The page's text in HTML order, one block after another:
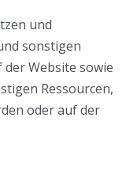
und
sonstigen
Website sowie
Ressourcen,
oder auf der